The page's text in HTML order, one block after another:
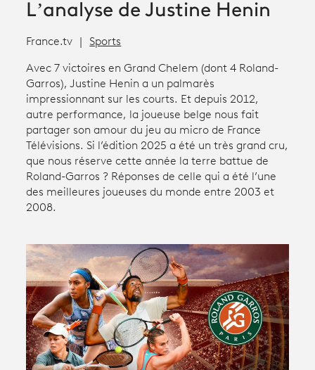
Avantages fidélité
À la une
Participer et assister à une émission
À votre écoute
Productions et innovation
Programme
L’analyse de Justine Henin
France.tv Sports
Avec 7 victoires en Grand Chelem (dont 4 Roland-
Garros), Justine Henin a un palmarès
impressionnant sur les courts. Et depuis 2012,
autre performance, la joueuse belge nous fait
partager son amour du jeu au micro de France
Télévisions. Si l’édition 2025 a été un très grand cru,
que nous réserve cette année la terre battue de
Roland-Garros ? Réponses de celle qui a été l’une
des meilleures joueuses du monde entre 2003 et
2008.